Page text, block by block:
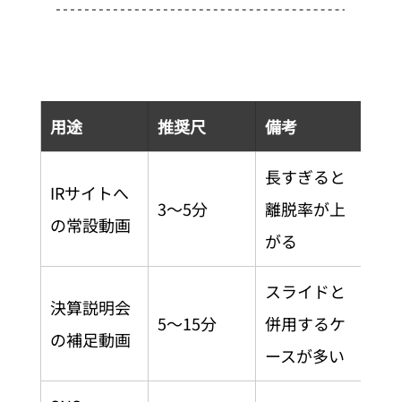
用途 推奨尺 備考
IRサイトへ
の常設動画
3〜5分
長すぎると
離脱率が上
がる
決算説明会
の補足動画
5〜15分
スライドと
併用するケ
ースが多い